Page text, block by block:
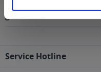
geliefert
Service Hotline